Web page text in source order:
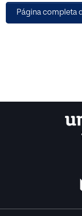
través de una
Por otra parte, el
Página completa